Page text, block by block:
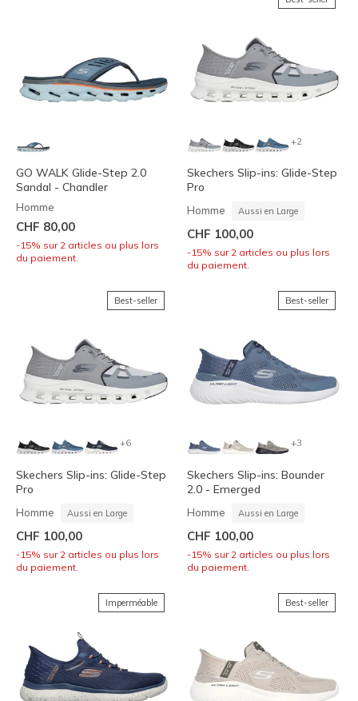
GO WALK Glide-Step 2.0
Sandal - Chandler
Homme
CHF 80,00
-15% sur 2 articles ou plus lors
du paiement.
+2
Skechers Slip-ins: Glide-Step
Pro
Homme Aussi en Large
CHF 100,00
-15% sur 2 articles ou plus lors
du paiement.
Best-seller
+6
Skechers Slip-ins: Glide-Step
Pro
Homme Aussi en Large
CHF 100,00
-15% sur 2 articles ou plus lors
du paiement.
Best-seller
+3
Skechers Slip-ins: Bounder
2.0 - Emerged
Homme Aussi en Large
CHF 100,00
-15% sur 2 articles ou plus lors
du paiement.
Imperméable Best-seller